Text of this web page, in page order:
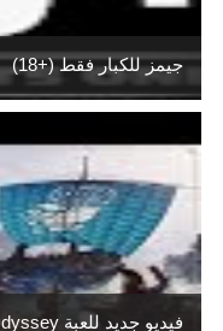
جيمز للكبار فقط (+18)